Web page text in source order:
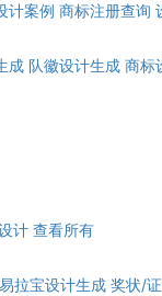
计案例 商标注册查询
成 队徽设计生成 商标
计 查看所有
易拉宝设计生成 奖状/